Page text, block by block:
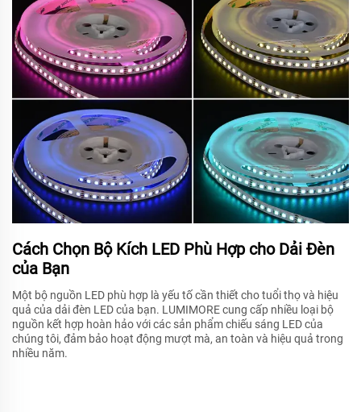
Cách Chọn Bộ Kích LED Phù Hợp cho Dải Đèn
của Bạn
Một bộ nguồn LED phù hợp là yếu tố cần thiết cho tuổi thọ và hiệu
quả của dải đèn LED của bạn. LUMIMORE cung cấp nhiều loại bộ
nguồn kết hợp hoàn hảo với các sản phẩm chiếu sáng LED của
chúng tôi, đảm bảo hoạt động mượt mà, an toàn và hiệu quả trong
nhiều năm.